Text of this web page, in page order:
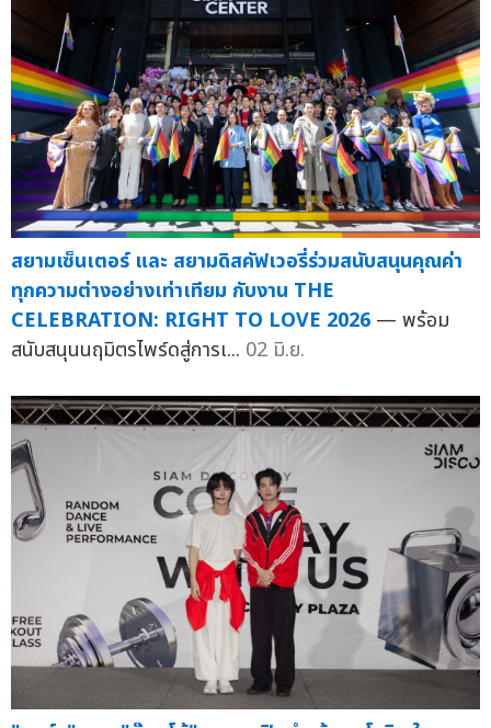
สยามเซ็นเตอร์ และ สยามดิสคัฟเวอรี่ร่วมสนับสนุนคุณค่า
ทุกความต่างอย่างเท่าเทียม กับงาน THE
CELEBRATION: RIGHT TO LOVE 2026 — พร้อม
สนับสนุนนฤมิตรไพร์ดสู่การเ... 02 มิ.ย.